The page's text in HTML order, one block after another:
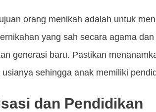
orang menikah adalah untuk
yang sah secara agama
generasi baru. Pastikan
sehingga anak memiliki
dan Pendidikan